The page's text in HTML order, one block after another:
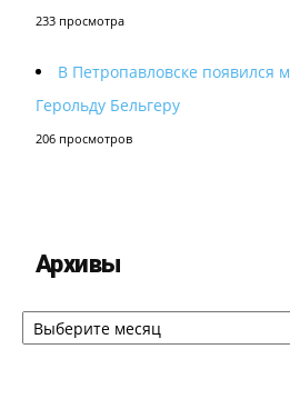
233 просмотра
В Петропавловске появился
Герольду Бельгеру
206 просмотров
Архивы
Архивы